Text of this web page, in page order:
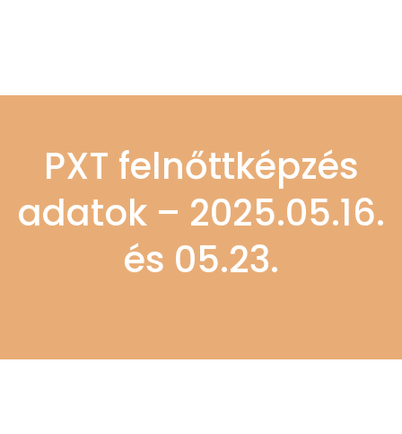
PXT felnőttképzés
adatok – 2025.05.16.
és 05.23.